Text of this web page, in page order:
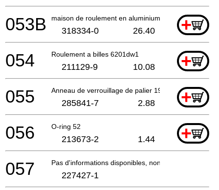
maison de roulement en aluminium +
053B 318334-0 26.40
Roulement a billes 6201dw1 +
054 211129-9 10.08
Anneau de verrouillage de palier 19-33 +
055 285841-7 2.88
O-ring 52 +
056 213673-2 1.44
Pas d'informations disponibles, non commandable
057 227427-1